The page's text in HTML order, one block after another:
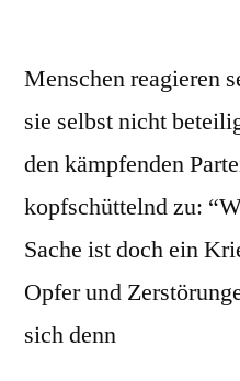
Menschen reagieren
sie selbst nicht
den kämpfenden
kopfschüttelnd zu:
Sache ist doch ein
Opfer und
sich denn